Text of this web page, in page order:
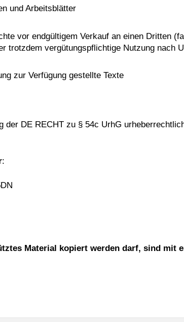
und Arbeitsblätter
vor endgültigem Verkauf an einen Dritten
trotzdem vergütungspflichtige Nutzung nach
zur Verfügung gestellte Texte
DE RECHT zu § 54c UrhG
:
Material kopiert werden darf, sind mit